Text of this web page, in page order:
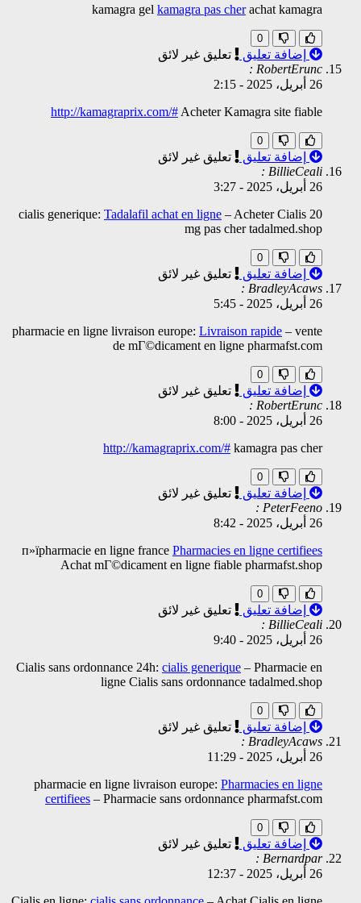
kamagra gel kamagra pas cherachat kamagra
0
إضافة تعليق
تعليق غير لائق
RobertErunc :
26 أبريل، 2025
-
2:15
http://kamagraprix.com/# Acheter Kamagra site fiable
0
إضافة تعليق
تعليق غير لائق
BillieCeali :
26 أبريل، 2025
-
3:27
cialis generique: Tadalafil achat en ligne – Acheter Cialis 20
mg pas cher tadalmed.shop
0
إضافة تعليق
تعليق غير لائق
BradleyAcaws :
26 أبريل، 2025
-
5:45
pharmacie en ligne livraison europe: Livraison rapide – vente
de mГ©dicament en ligne pharmafst.com
0
إضافة تعليق
تعليق غير لائق
RobertErunc :
26 أبريل، 2025
-
8:00
http://kamagraprix.com/# kamagra pas cher
0
إضافة تعليق
تعليق غير لائق
PeterFeeno :
26 أبريل، 2025
-
8:42
п»їpharmacie en ligne france Pharmacies en ligne certifiees
Achat mГ©dicament en ligne fiable pharmafst.shop
0
إضافة تعليق
تعليق غير لائق
BillieCeali :
26 أبريل، 2025
-
9:40
Cialis sans ordonnance 24h: cialis generique – Pharmacie en
ligne Cialis sans ordonnance tadalmed.shop
0
إضافة تعليق
تعليق غير لائق
BradleyAcaws :
26 أبريل، 2025
-
11:29
pharmacie en ligne livraison europe: Pharmacies en ligne
certifiees – Pharmacie sans ordonnance pharmafst.com
0
إضافة تعليق
تعليق غير لائق
Bernardpar :
26 أبريل، 2025
-
12:37